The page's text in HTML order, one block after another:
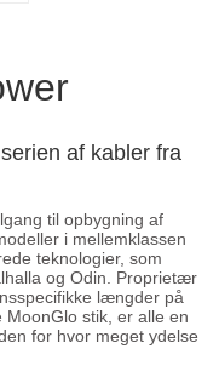
af kabler fra
til opbygning af
i mellemklassen
teknologier, som
og Odin. Proprietær
længder på
stik, er alle en
for hvor meget ydelse